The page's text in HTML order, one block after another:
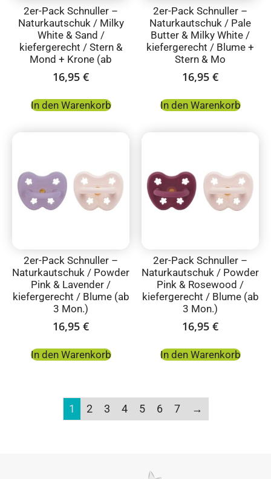
2er-Pack Schnuller –
Naturkautschuk / Milky
White & Sand /
kiefergerecht / Stern &
Mond + Krone (ab
16,95 €
In den Warenkorb
2er-Pack Schnuller –
Naturkautschuk / Pale
Butter & Milky White /
kiefergerecht / Blume +
Stern & Mo
16,95 €
In den Warenkorb
2er-Pack Schnuller –
Naturkautschuk / Powder
Pink & Lavender /
kiefergerecht / Blume (ab
3 Mon.)
16,95 €
In den Warenkorb
2er-Pack Schnuller –
Naturkautschuk / Powder
Pink & Rosewood /
kiefergerecht / Blume (ab
3 Mon.)
16,95 €
In den Warenkorb
1 2 3 4 5 6 7 →